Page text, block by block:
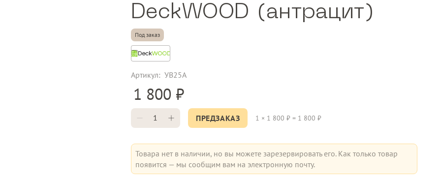
DeckWOOD (антрацит)
Под заказ
Артикул: УВ25А
1 800
ПРЕДЗАКАЗ 1 × 1 800 ₽ = 1 800 ₽
Товара нет в наличии, но вы можете зарезервировать его. Как только товар
появится — мы сообщим вам на электронную почту.